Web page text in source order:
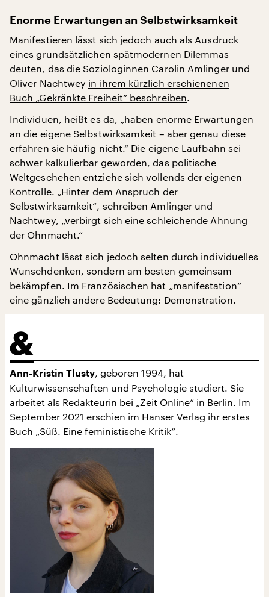
Enorme Erwartungen an Selbstwirksamkeit
Manifestieren lässt sich jedoch auch als Ausdruck
eines grundsätzlichen spätmodernen Dilemmas
deuten, das die Soziologinnen Carolin Amlinger und
Oliver Nachtwey in ihrem kürzlich erschienenen
Buch „Gekränkte Freiheit“ beschreiben.
Individuen, heißt es da, „haben enorme Erwartungen
an die eigene Selbstwirksamkeit – aber genau diese
erfahren sie häufig nicht.“ Die eigene Laufbahn sei
schwer kalkulierbar geworden, das politische
Weltgeschehen entziehe sich vollends der eigenen
Kontrolle. „Hinter dem Anspruch der
Selbstwirksamkeit“, schreiben Amlinger und
Nachtwey, „verbirgt sich eine schleichende Ahnung
der Ohnmacht.“
Ohnmacht lässt sich jedoch selten durch individuelles
Wunschdenken, sondern am besten gemeinsam
bekämpfen. Im Französischen hat „manifestation“
eine gänzlich andere Bedeutung: Demonstration.
Ann-Kristin Tlusty, geboren 1994, hat
Kulturwissenschaften und Psychologie studiert. Sie
arbeitet als Redakteurin bei „Zeit Online“ in Berlin. Im
September 2021 erschien im Hanser Verlag ihr erstes
Buch „Süß. Eine feministische Kritik“.